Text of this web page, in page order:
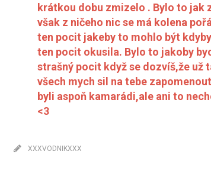
krátkou dobu zmizelo . Bylo to jak
však z ničeho nic se má kolena
ten pocit jakeby to mohlo být
ten pocit okusila. Bylo to jakoby
strašný pocit když se dozvíš,že už
všech mych sil na tebe
byli aspoň kamarádi,ale ani to
<3
XXXVODNIKXXX